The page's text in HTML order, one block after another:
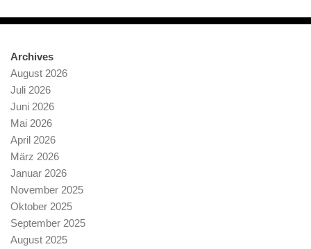
Archives
August 2026
Juli 2026
Juni 2026
Mai 2026
April 2026
März 2026
Januar 2026
November 2025
Oktober 2025
September 2025
August 2025